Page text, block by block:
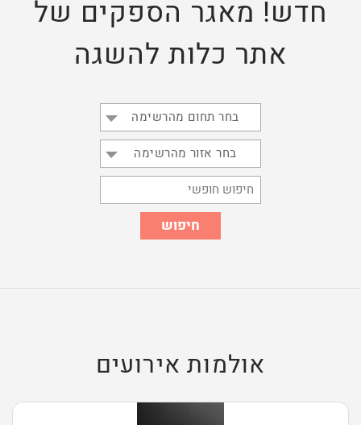
חדש! מאגר הספקים של
אתר כלות להשגה
בחר תחום מהרשימה
בחר אזור מהרשימה
חיפוש
אולמות אירועים